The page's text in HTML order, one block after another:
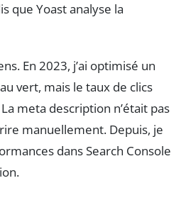
que Yoast analyse la
En 2023, j’ai optimisé un
vert, mais le taux de clics
meta description n’était pas
manuellement. Depuis, je
dans Search Console